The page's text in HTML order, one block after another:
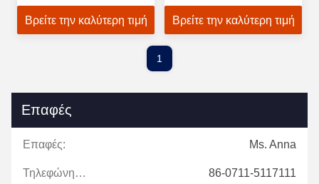
τροποποιημένο διάλυμα
πολυαμιδίου για την
Βρείτε την καλύτερη τιμή
συστημάτων βαφής
BYK605
Βρείτε την καλύτερη τιμή
1
Επαφές
Επαφές: Ms. Anna
Τηλεφώνημα: 86-0711-5117111